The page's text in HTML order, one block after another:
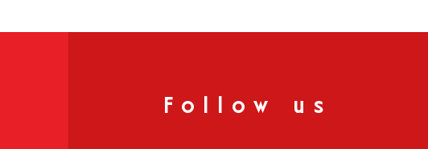
Follow us